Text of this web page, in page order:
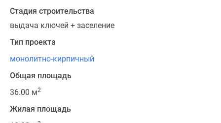
Стадия строительства
выдача ключей + заселение
Тип проекта
монолитно-кирпичный
Общая площадь
36.00 м2
Жилая площадь